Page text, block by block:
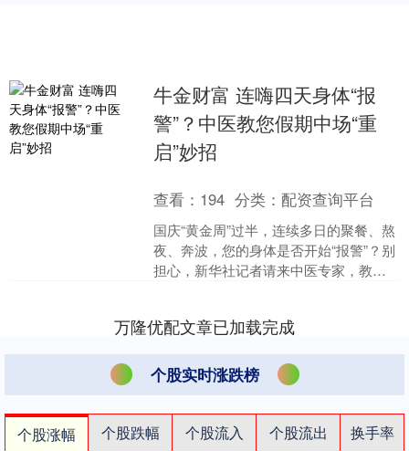
牛金财富 连嗨四天身体“报
警”？中医教您假期中场“重
启”妙招
查看： 194 分类：配资查询平台
国庆“黄金周”过半，连续多日的聚餐、熬
夜、奔波，您的身体是否开始“报警”？别
担心，新华社记者请来中医专家，教您
万隆优配文章已加载完成
个股实时涨跌榜
个股涨幅 个股跌幅 个股流入 个股流出
换手率